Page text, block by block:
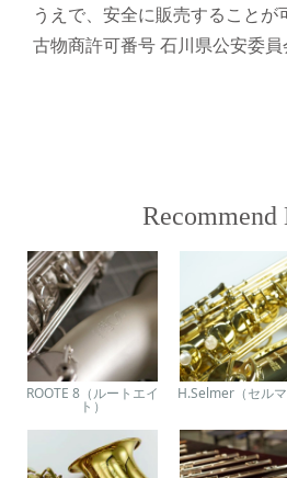
うえで、安全に販売することが
古物商許可番号 石川県公安委
Recommend
ROOTE 8（ルートエイ
ト）
H.Selmer（セルマ